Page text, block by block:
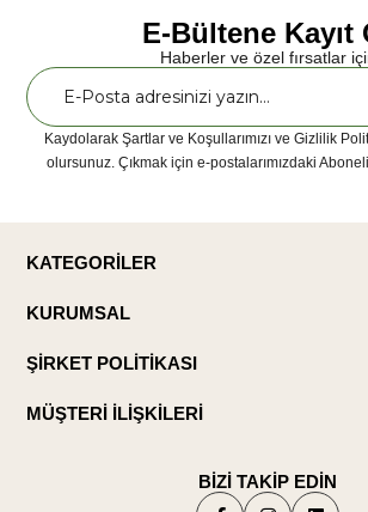
E-Bültene Kayıt
Haberler ve özel fırsatlar
Kaydolarak Şartlar ve Koşullarımızı ve Gizlilik
olursunuz. Çıkmak için e-postalarımızdaki
KATEGORİLER
KURUMSAL
ŞİRKET POLİTİKASI
MÜŞTERİ İLİŞKİLERİ
BİZİ TAKİP EDİN